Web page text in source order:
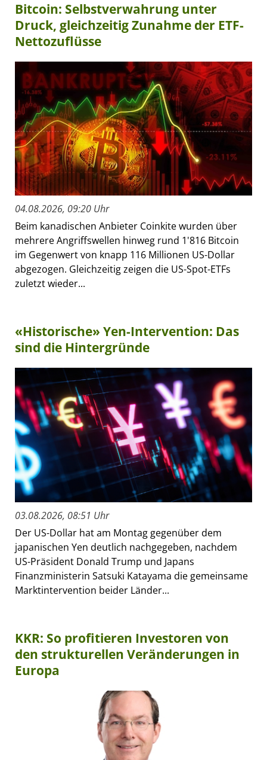
Bitcoin: Selbstverwahrung unter
Druck, gleichzeitig Zunahme der ETF-
Nettozuflüsse
04.08.2026, 09:20 Uhr
Beim kanadischen Anbieter Coinkite wurden über
mehrere Angriffswellen hinweg rund 1'816 Bitcoin
im Gegenwert von knapp 116 Millionen US-Dollar
abgezogen. Gleichzeitig zeigen die US-Spot-ETFs
zuletzt wieder...
«Historische» Yen-Intervention: Das
sind die Hintergründe
03.08.2026, 08:51 Uhr
Der US-Dollar hat am Montag gegenüber dem
japanischen Yen deutlich nachgegeben, nachdem
US-Präsident Donald Trump und Japans
Finanzministerin Satsuki Katayama die gemeinsame
Marktintervention beider Länder...
KKR: So profitieren Investoren von
den strukturellen Veränderungen in
Europa